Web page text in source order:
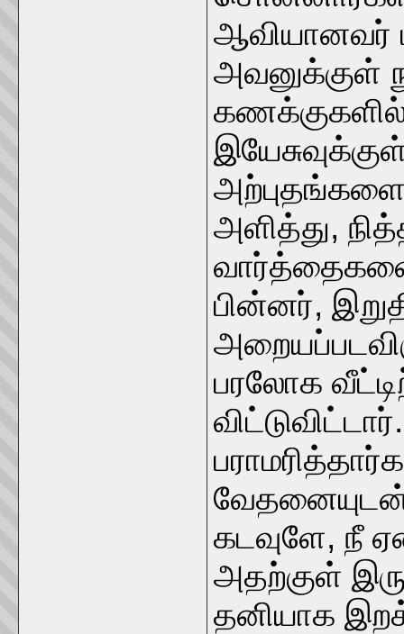
ஆவியானவர்
அவனுக்குள்
அளித்து,
பின்னர்,
பரலோக
வேதனையுடன்
கடவுளே, நீ
அதற்குள்
தனியாக